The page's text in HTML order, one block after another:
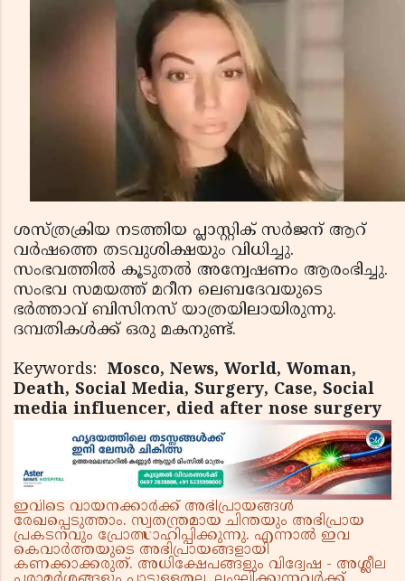
ശസ്ത്രക്രിയ നടത്തിയ പ്ലാസ്റ്റിക് സര്‍ജന് ആറ്
വര്‍ഷത്തെ തടവുശിക്ഷയും വിധിച്ചു.
സംഭവത്തില്‍ കൂടുതല്‍ അന്വേഷണം ആരംഭിച്ചു.
സംഭവ സമയത്ത് മറീന ലെബദേവയുടെ
ഭര്‍ത്താവ് ബിസിനസ് യാത്രയിലായിരുന്നു.
ദമ്പതികള്‍ക്ക് ഒരു മകനുണ്ട്.
Keywords: Mosco, News, World, Woman,
Death, Social Media, Surgery, Case, Social
media influencer, died after nose surgery
ഇവിടെ വായനക്കാർക്ക് അഭിപ്രായങ്ങൾ
രേഖപ്പെടുത്താം. സ്വതന്ത്രമായ ചിന്തയും അഭിപ്രായ
പ്രകടനവും പ്രോത്സാഹിപ്പിക്കുന്നു. എന്നാൽ ഇവ
കെവാർത്തയുടെ അഭിപ്രായങ്ങളായി
കണക്കാക്കരുത്. അധിക്ഷേപങ്ങളും വിദ്വേഷ - അശ്ലീല